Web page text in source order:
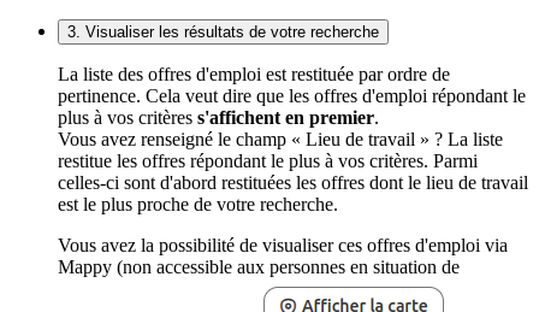
3. Visualiser les résultats de votre recherche
La liste des offres d'emploi est restituée par ordre de
pertinence. Cela veut dire que les offres d'emploi répondant le
plus à vos critères s'affichent en premier.
Vous avez renseigné le champ « Lieu de travail » ? La liste
restitue les offres répondant le plus à vos critères. Parmi
celles-ci sont d'abord restituées les offres dont le lieu de travail
est le plus proche de votre recherche.
Vous avez la possibilité de visualiser ces offres d'emploi via
Mappy (non accessible aux personnes en situation de